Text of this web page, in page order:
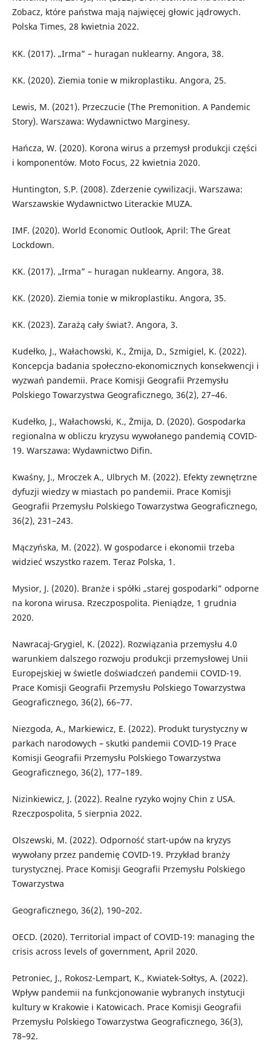
Zobacz, które państwa mają najwięcej głowic jądrowych.
Polska Times, 28 kwietnia 2022.
KK. (2017). „Irma” – huragan nuklearny. Angora, 38.
KK. (2020). Ziemia tonie w mikroplastiku. Angora, 25.
Lewis, M. (2021). Przeczucie (The Premonition. A Pandemic
Story). Warszawa: Wydawnictwo Marginesy.
Hańcza, W. (2020). Korona wirus a przemysł produkcji części
i komponentów. Moto Focus, 22 kwietnia 2020.
Huntington, S.P. (2008). Zderzenie cywilizacji. Warszawa:
Warszawskie Wydawnictwo Literackie MUZA.
IMF. (2020). World Economic Outlook, April: The Great
Lockdown.
KK. (2017). „Irma” – huragan nuklearny. Angora, 38.
KK. (2020). Ziemia tonie w mikroplastiku. Angora, 35.
KK. (2023). Zarażą cały świat?. Angora, 3.
Kudełko, J., Wałachowski, K., Żmija, D., Szmigiel, K. (2022).
Koncepcja badania społeczno-ekonomicznych konsekwencji i
wyzwań pandemii. Prace Komisji Geografii Przemysłu
Polskiego Towarzystwa Geograficznego, 36(2), 27–46.
Kudełko, J., Wałachowski, K., Żmija, D. (2020). Gospodarka
regionalna w obliczu kryzysu wywołanego pandemią COVID-
19. Warszawa: Wydawnictwo Difin.
Kwaśny, J., Mroczek A., Ulbrych M. (2022). Efekty zewnętrzne
dyfuzji wiedzy w miastach po pandemii. Prace Komisji
Geografii Przemysłu Polskiego Towarzystwa Geograficznego,
36(2), 231–243.
Mączyńska, M. (2022). W gospodarce i ekonomii trzeba
widzieć wszystko razem. Teraz Polska, 1.
Mysior, J. (2020). Branże i spółki „starej gospodarki” odporne
na korona wirusa. Rzeczpospolita. Pieniądze, 1 grudnia
2020.
Nawracaj-Grygiel, K. (2022). Rozwiązania przemysłu 4.0
warunkiem dalszego rozwoju produkcji przemysłowej Unii
Europejskiej w świetle doświadczeń pandemii COVID-19.
Prace Komisji Geografii Przemysłu Polskiego Towarzystwa
Geograficznego, 36(2), 66–77.
Niezgoda, A., Markiewicz, E. (2022). Produkt turystyczny w
parkach narodowych – skutki pandemii COVID-19 Prace
Komisji Geografii Przemysłu Polskiego Towarzystwa
Geograficznego, 36(2), 177–189.
Nizinkiewicz, J. (2022). Realne ryzyko wojny Chin z USA.
Rzeczpospolita, 5 sierpnia 2022.
Olszewski, M. (2022). Odporność start-upów na kryzys
wywołany przez pandemię COVID-19. Przykład branży
turystycznej. Prace Komisji Geografii Przemysłu Polskiego
Towarzystwa
Geograficznego, 36(2), 190–202.
OECD. (2020). Territorial impact of COVID-19: managing the
crisis across levels of government, April 2020.
Petroniec, J., Rokosz-Lempart, K., Kwiatek-Sołtys, A. (2022).
Wpływ pandemii na funkcjonowanie wybranych instytucji
kultury w Krakowie i Katowicach. Prace Komisji Geografii
Przemysłu Polskiego Towarzystwa Geograficznego, 36(3),
78–92.